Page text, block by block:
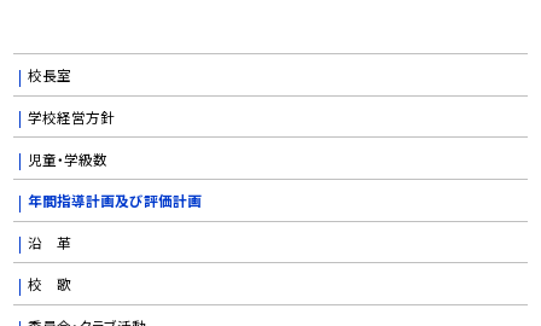
校長室
学校経営方針
児童・学級数
年間指導計画及び評価計画
沿 革
校 歌